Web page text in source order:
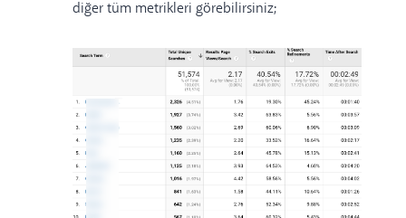
diğer tüm metrikleri görebilirsiniz;